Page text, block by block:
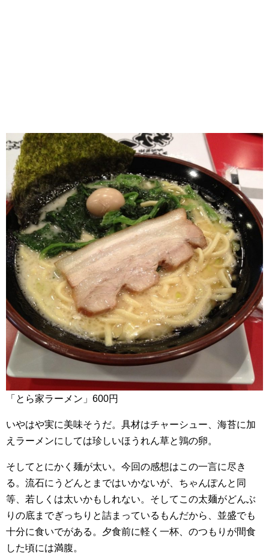
「とら家ラーメン」600円
いやはや実に美味そうだ。具材はチャーシュー、海苔に加
えラーメンにしては珍しいほうれん草と鶉の卵。
そしてとにかく麺が太い。今回の感想はこの一言に尽き
る。流石にうどんとまではいかないが、ちゃんぽんと同
等、若しくは太いかもしれない。そしてこの太麺がどんぶ
りの底までぎっちりと詰まっているもんだから、並盛でも
十分に食いでがある。夕食前に軽く一杯、のつもりが間食
した頃には満腹。